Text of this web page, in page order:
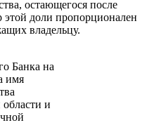
остающегося после
этой доли пропорционален
владельцу.
Банка на
имя
области и